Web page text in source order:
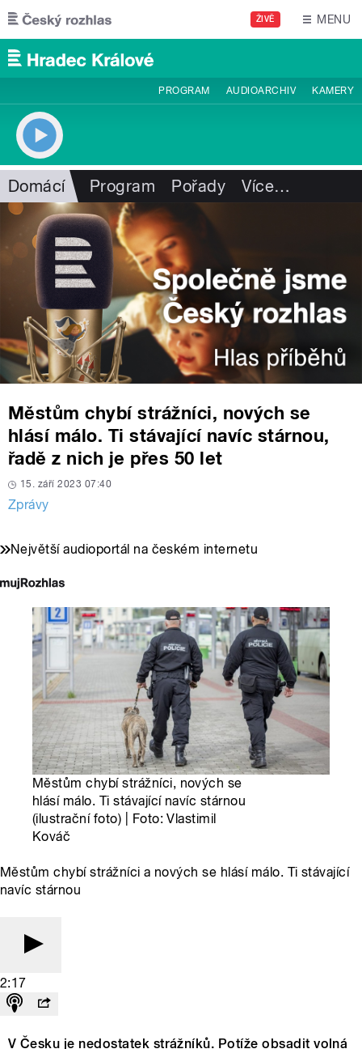
Přejít k hlavnímu obsahu
ŽIVĚ MENU
PROGRAM AUDIOARCHIV KAMERY
Domácí Program Pořady Více…
Městům chybí strážníci, nových se
hlásí málo. Ti stávající navíc stárnou,
řadě z nich je přes 50 let
15. září 2023 07:40
Zprávy
Největší audioportál na českém internetu
Městům chybí strážníci, nových se
hlásí málo. Ti stávající navíc stárnou
(ilustrační foto) | Foto: Vlastimil
Kováč
Městům chybí strážníci a nových se hlásí málo. Ti stávající
navíc stárnou
2:17
V Česku je nedostatek strážníků. Potíže obsadit volná